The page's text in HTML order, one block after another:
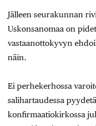
Jälleen seurakunnan
Uskonsanomaa on
vastaanottokyvyn
näin.
Ei perhekerhossa
salihartaudessa
konfirmaatiokirkossa